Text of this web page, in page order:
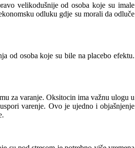
velikodušnije od osoba koje su imale
odluku gdje su morali da odluče
od osoba koje su bile na placebo efektu.
za varanje. Oksitocin ima važnu ulogu u
varenje. Ovo je ujedno i objašnjenje